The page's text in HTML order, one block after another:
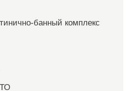
банный комплекс